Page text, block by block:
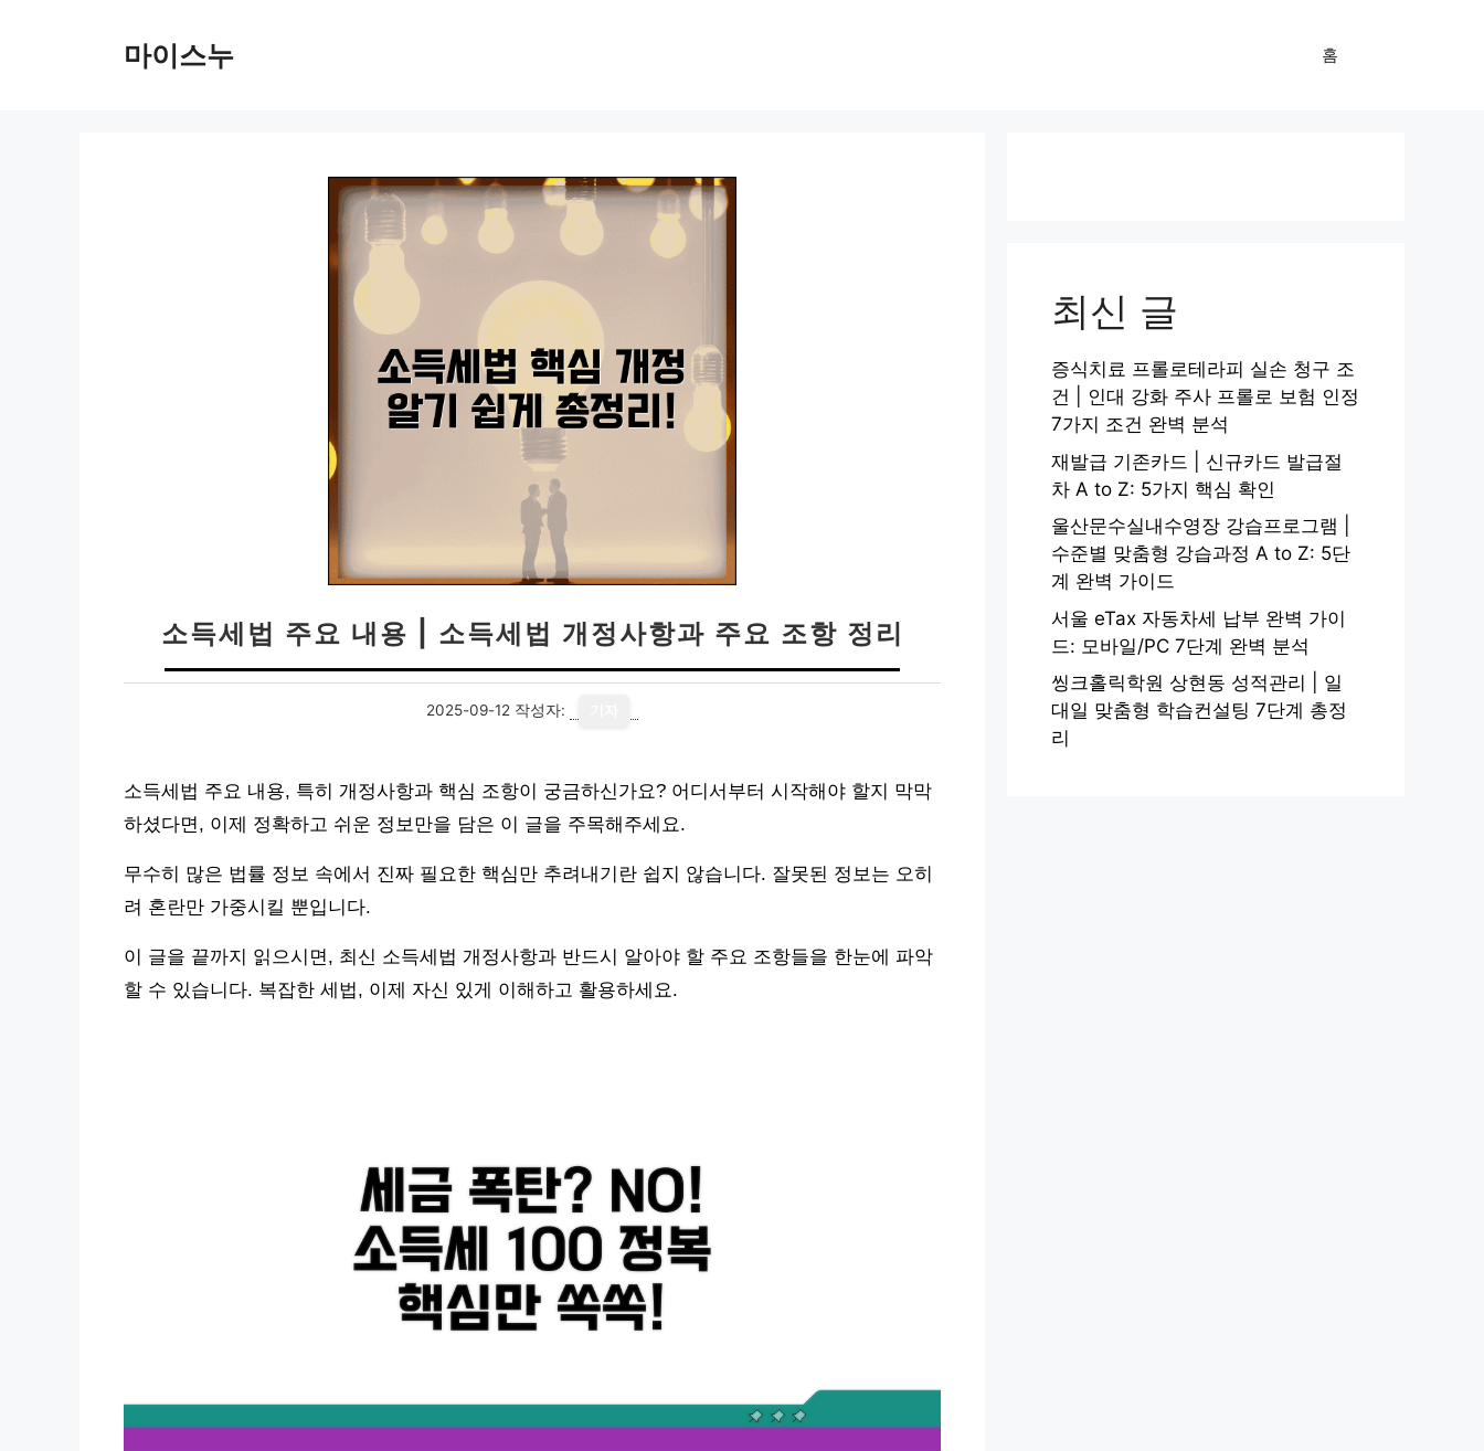
마이스누 홈
소득세법 주요 내용 | 소득세법 개정사항과 주요 조항 정리
2025-09-12 작성자:
소득세법 주요 내용, 특히 개정사항과 핵심 조항이 궁금하신가요? 어디서부터 시작해야 할지 막막
하셨다면, 이제 정확하고 쉬운 정보만을 담은 이 글을 주목해주세요.
무수히 많은 법률 정보 속에서 진짜 필요한 핵심만 추려내기란 쉽지 않습니다. 잘못된 정보는 오히
려 혼란만 가중시킬 뿐입니다.
이 글을 끝까지 읽으시면, 최신 소득세법 개정사항과 반드시 알아야 할 주요 조항들을 한눈에 파악
할 수 있습니다. 복잡한 세법, 이제 자신 있게 이해하고 활용하세요.
최신 글
증식치료 프롤로테라피 실손 청구 조
건 | 인대 강화 주사 프롤로 보험 인정
7가지 조건 완벽 분석
재발급 기존카드 | 신규카드 발급절
차 A to Z: 5가지 핵심 확인
울산문수실내수영장 강습프로그램 |
수준별 맞춤형 강습과정 A to Z: 5단
계 완벽 가이드
서울 eTax 자동차세 납부 완벽 가이
드: 모바일/PC 7단계 완벽 분석
씽크홀릭학원 상현동 성적관리 | 일
대일 맞춤형 학습컨설팅 7단계 총정
리